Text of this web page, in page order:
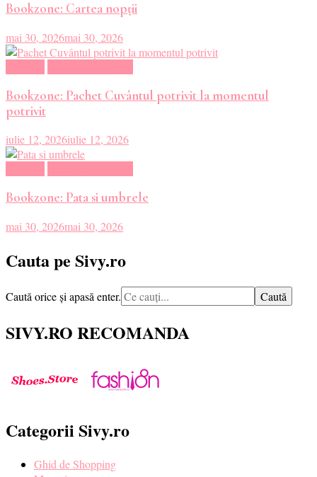
Bookzone: Cartea nopții
mai 30, 2026mai 30, 2026
Bookzone: Pachet Cuvântul potrivit la momentul
potrivit
iulie 12, 2026iulie 12, 2026
Bookzone: Pata si umbrele
mai 30, 2026mai 30, 2026
Cauta pe Sivy.ro
Cauți
Caută orice și apasă enter.
SIVY.RO RECOMANDA
Categorii Sivy.ro
Ghid de Shopping